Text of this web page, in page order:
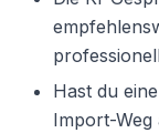
Hast du
Import-Weg